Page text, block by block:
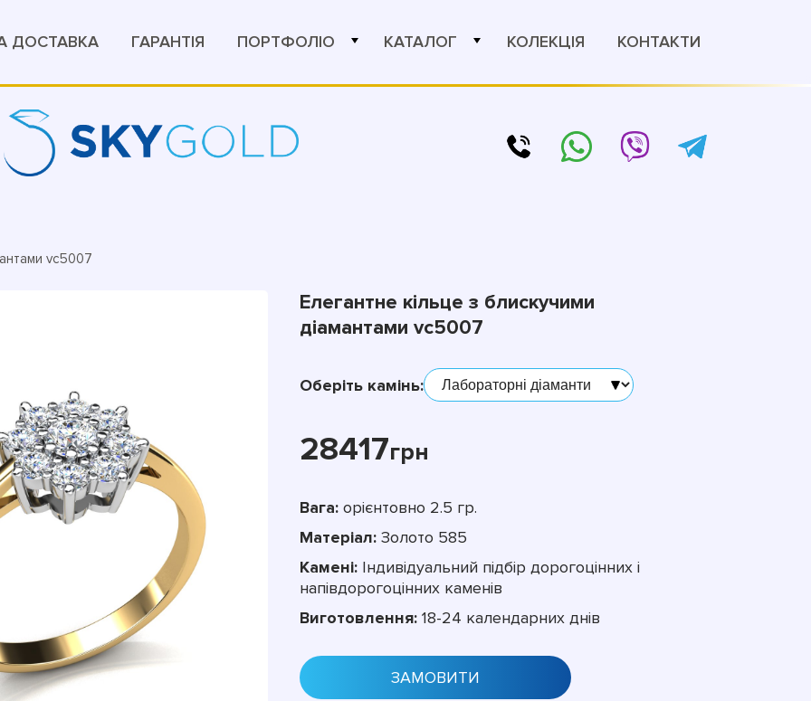
ДОСТАВКА ГАРАНТІЯ ПОРТФОЛІО КАТАЛОГ КОЛЕКЦІЯ КОНТАКТИ
vc5007
Елегантне кільце з блискучими
діамантами vc5007
Оберіть камінь:
28417грн
Вага: орієнтовно 2.5 гр.
Матеріал: Золото 585
Камені: Індивідуальний підбір дорогоцінних і
напівдорогоцінних каменів
Виготовлення: 18-24 календарних днів
ЗАМОВИТИ